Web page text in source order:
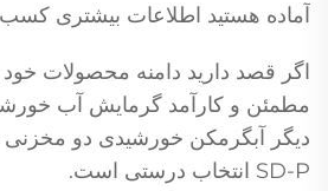
آماده هستید اطلاعات بیشتری کسب
اگر قصد دارید دامنه محصولات خود
مطمئن و کارآمد گرمایش آب
SD-P انتخاب درستی است.